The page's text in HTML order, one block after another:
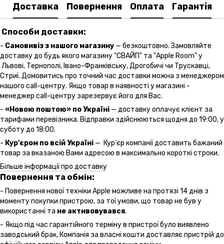
Доставка Повернення Оплата Гарантія
Способи доставки:
- Самовивіз з нашого магазину — безкоштовно. Замовляйте
доставку до будь якого магазину "СВАЙП" та "Apple Room" у
Львові, Тернополі, Івано-Франківську, Дрогобичі чи Трускавці,
Стриї. Домовитись про точний час доставки можна з менеджером
нашого call-центру. Якщо товар в наявності у магазині -
менеджер call-центру зарезервує його для Вас.
- «Новою поштою» по Україні — доставку оплачує клієнт за
тарифами перевізника. Відправки здійснюються щодня до 19:00, у
суботу до 18:00.
- Кур'єром по всій Україні — Кур'єр компанії доставить бажаний
товар за вказаною Вами адресою в максимально короткі строки.
Більше інформації про доставку
Повернення та обмін:
- Повернення нової техніки Apple можливе на протязі 14 днів з
моменту покупки пристрою, за тої умови, що товар не був у
використанні та не активовувався.
- Якщо під час гарантійного терміну в пристрої було виявлено
заводський брак, Компанія за власні кошти доставляє пристрій до